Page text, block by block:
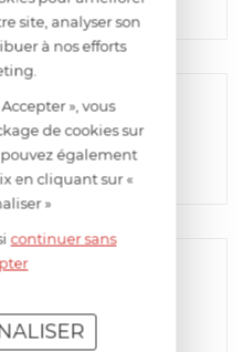
de confitures
à tous ceux qui
site, analyser son
à nos efforts
», vous
de cookies sur
également
en cliquant sur «
»
continuer sans